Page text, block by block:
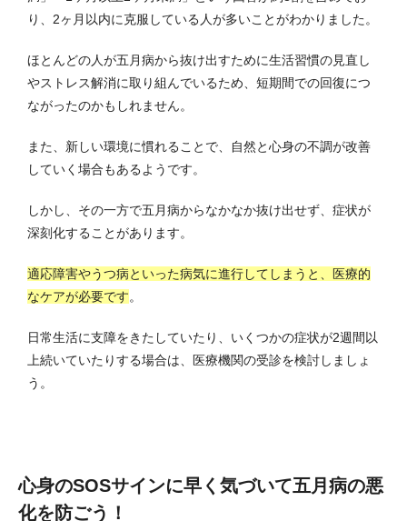
り、2ヶ月以内に克服している人が多いことがわかりました。
ほとんどの人が五月病から抜け出すために生活習慣の見直し
やストレス解消に取り組んでいるため、短期間での回復につ
ながったのかもしれません。
また、新しい環境に慣れることで、自然と心身の不調が改善
していく場合もあるようです。
しかし、その一方で五月病からなかなか抜け出せず、症状が
深刻化することがあります。
適応障害やうつ病といった病気に進行してしまうと、医療的
なケアが必要です。
日常生活に支障をきたしていたり、いくつかの症状が2週間以
上続いていたりする場合は、医療機関の受診を検討しましょ
う。
心身のSOSサインに早く気づいて五月病の悪
化を防ごう！